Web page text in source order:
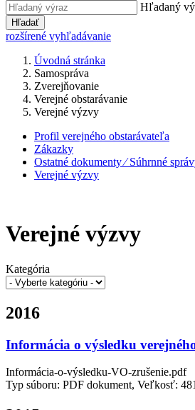
Hľadaný
Hľadať
rozšírené vyhľadávanie
Úvodná stránka
Samospráva
Zverejňovanie
Verejné obstarávanie
Verejné výzvy
Profil verejného obstarávateľa
Zákazky
Ostatné dokumenty ⁄ Súhrnné
Verejné výzvy
Verejné výzvy
Kategória
2016
Informácia o výsledku
Informácia-o-výsledku-VO-zrušenie.pdf
Typ súboru: PDF dokument, Veľkosť: